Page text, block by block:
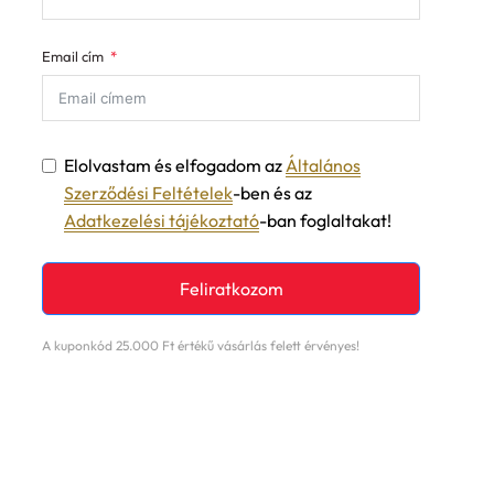
Email cím
Elolvastam és elfogadom az Általános
Szerződési Feltételek-ben és az
Adatkezelési tájékoztató-ban foglaltakat!
Feliratkozom
A kuponkód 25.000 Ft értékű vásárlás felett érvényes!